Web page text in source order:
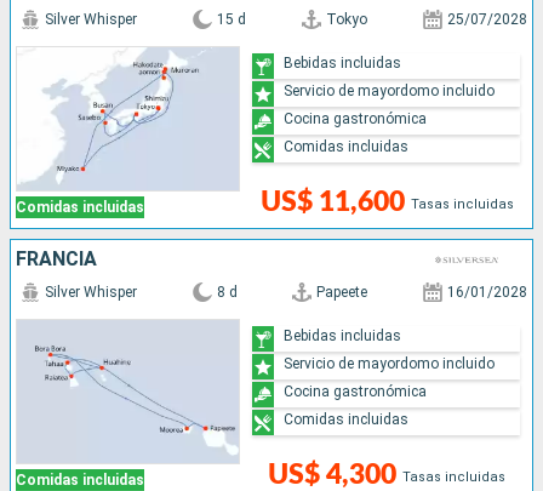
Comidas incluidas
Silver Whisper 15 d Tokyo 25/07/2028
US$ 11,600 Tasas incluidas
Bebidas incluidas
Servicio de mayordomo incluido
Cocina gastronómica
Comidas incluidas
FRANCIA
Comidas incluidas
Silver Whisper 8 d Papeete 16/01/2028
US$ 4,300 Tasas incluidas
Bebidas incluidas
Servicio de mayordomo incluido
Cocina gastronómica
Comidas incluidas